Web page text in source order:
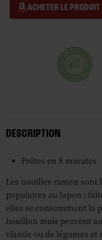
ACHETER LE PRODUIT
DESCRIPTION
Prêtes en 8 minutes
Les nouilles ramen sont
populaires au Japon :
elles se consomment la
bouillon mais peuvent
viande ou de légumes et